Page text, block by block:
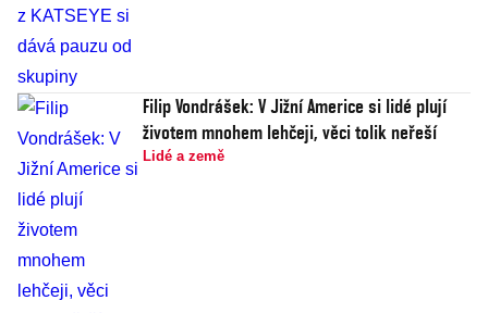
Filip Vondrášek: V Jižní Americe si lidé plují
životem mnohem lehčeji, věci tolik neřeší
Lidé a země